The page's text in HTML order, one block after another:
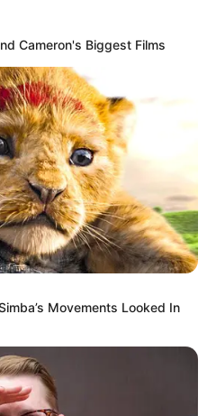
Cameron's Biggest Films
Movements Looked In